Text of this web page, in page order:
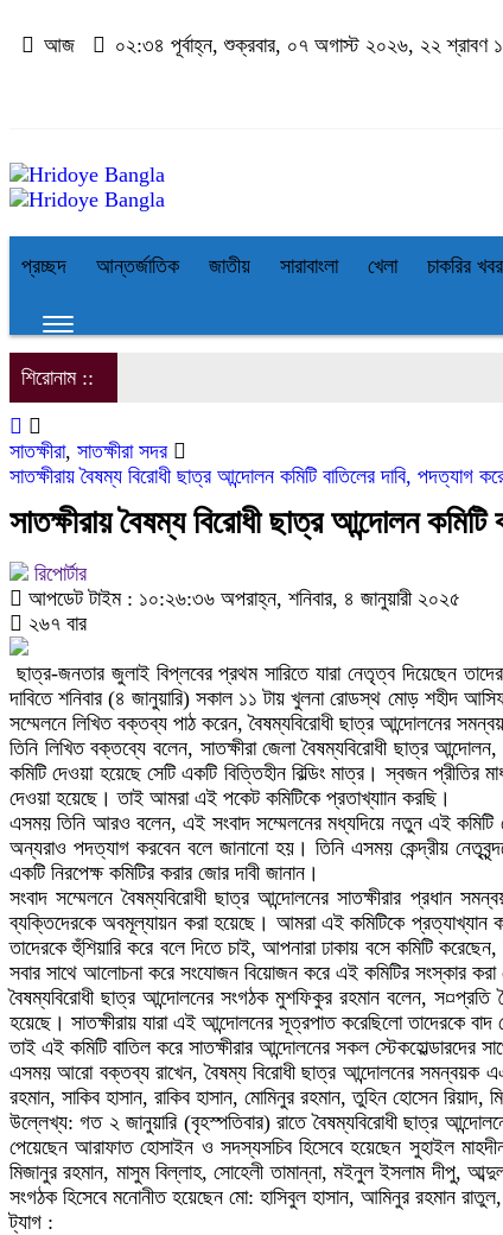
আজ ০২:৩৪ পূর্বাহ্ন, শুক্রবার, ০৭ অগাস্ট ২০২৬, ২২ শ্রাবণ
প্রচ্ছদ আন্তর্জাতিক জাতীয় সারাবাংলা খেলা চাকরির খবর
শিরোনাম ::
সাতক্ষীরা, সাতক্ষীরা সদর
সাতক্ষীরায় বৈষম্য বিরোধী ছাত্র আন্দোলন কমিটি বাতিলের দাবি, পদত্যাগ
সাতক্ষীরায় বৈষম্য বিরোধী ছাত্র আন্দোলন
রিপোর্টার
আপডেট টাইম : ১০:২৬:৩৬ অপরাহ্ন, শনিবার, ৪ জানুয়ারী ২০২৫
২৬৭ বার
ছাত্র-জনতার জুলাই বিপ্লবের প্রথম সারিতে যারা নেতৃত্ব দিয়েছেন
দাবিতে শনিবার (৪ জানুয়ারি) সকাল ১১ টায় খুলনা রোডস্থ মোড় শহীদ
সম্মেলনে লিখিত বক্তব্য পাঠ করেন, বৈষম্যবিরোধী ছাত্র আন্দোলনের
তিনি লিখিত বক্তব্যে বলেন, সাতক্ষীরা জেলা বৈষম্যবিরোধী ছাত্র
কমিটি দেওয়া হয়েছে সেটি একটি বিত্তিহীন বিল্ডিং মাত্র। স্বজন
দেওয়া হয়েছে। তাই আমরা এই পকেট কমিটিকে প্রতাখ্যাান করছি।
এসময় তিনি আরও বলেন, এই সংবাদ সম্মেলনের মধ্যদিয়ে নতুন এই
অন্যরাও পদত্যাগ করবেন বলে জানানো হয়। তিনি এসময় কেন্দ্রীয়
একটি নিরপেক্ষ কমিটির করার জোর দাবী জানান।
সংবাদ সম্মেলনে বৈষম্যবিরোধী ছাত্র আন্দোলনের সাতক্ষীরার প্রধান
ব্যক্তিদেরকে অবমূল্যায়ন করা হয়েছে। আমরা এই কমিটিকে প্রত্যাখ্যান
তাদেরকে হুঁশিয়ারি করে বলে দিতে চাই, আপনারা ঢাকায় বসে কমিটি
সবার সাথে আলোচনা করে সংযোজন বিয়োজন করে এই কমিটির সংস্কার
বৈষম্যবিরোধী ছাত্র আন্দোলনের সংগঠক মুশফিকুর রহমান বলেন, স¤প্রতি
হয়েছে। সাতক্ষীরায় যারা এই আন্দোলনের সূত্রপাত করেছিলো তাদেরকে বাদ
তাই এই কমিটি বাতিল করে সাতক্ষীরার আন্দোলনের সকল স্টেকহোল্ডারদের
এসময় আরো বক্তব্য রাখেন, বৈষম্য বিরোধী ছাত্র আন্দোলনের সমন্বয়ক
রহমান, সাকিব হাসান, রাকিব হাসান, মোমিনুর রহমান, তুহিন হোসেন
উল্লেখ্য: গত ২ জানুয়ারি (বৃহস্পতিবার) রাতে বৈষম্যবিরোধী ছাত্র
পেয়েছেন আরাফাত হোসাইন ও সদস্যসচিব হিসেবে হয়েছেন সুহাইল
মিজানুর রহমান, মাসুম বিল্লাহ, সোহেলী তামান্না, মইনুল ইসলাম
সংগঠক হিসেবে মনোনীত হয়েছেন মো: হাসিবুল হাসান, আমিনুর রহমান
ট্যাগ :